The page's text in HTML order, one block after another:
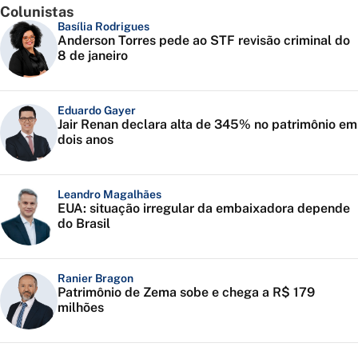
Colunistas
Basília Rodrigues
Anderson Torres pede ao STF revisão criminal do
8 de janeiro
Eduardo Gayer
Jair Renan declara alta de 345% no patrimônio em
dois anos
Leandro Magalhães
EUA: situação irregular da embaixadora depende
do Brasil
Ranier Bragon
Patrimônio de Zema sobe e chega a R$ 179
milhões